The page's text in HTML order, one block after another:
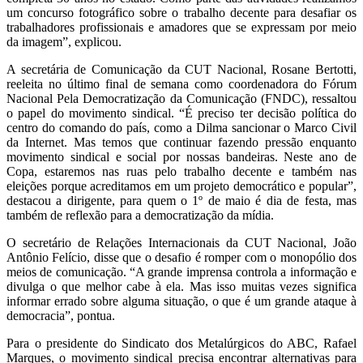
um concurso fotográfico sobre o trabalho decente para desafiar os
trabalhadores profissionais e amadores que se expressam por meio
da imagem”, explicou.
A secretária de Comunicação da CUT Nacional, Rosane Bertotti,
reeleita no último final de semana como coordenadora do Fórum
Nacional Pela Democratização da Comunicação (FNDC), ressaltou
o papel do movimento sindical. “É preciso ter decisão política do
centro do comando do país, como a Dilma sancionar o Marco Civil
da Internet. Mas temos que continuar fazendo pressão enquanto
movimento sindical e social por nossas bandeiras. Neste ano de
Copa, estaremos nas ruas pelo trabalho decente e também nas
eleições porque acreditamos em um projeto democrático e popular”,
destacou a dirigente, para quem o 1º de maio é dia de festa, mas
também de reflexão para a democratização da mídia.
O secretário de Relações Internacionais da CUT Nacional, João
Antônio Felício, disse que o desafio é romper com o monopólio dos
meios de comunicação. “A grande imprensa controla a informação e
divulga o que melhor cabe à ela. Mas isso muitas vezes significa
informar errado sobre alguma situação, o que é um grande ataque à
democracia”, pontua.
Para o presidente do Sindicato dos Metalúrgicos do ABC, Rafael
Marques, o movimento sindical precisa encontrar alternativas para